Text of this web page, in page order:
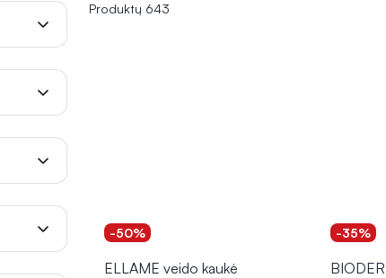
Produktų 643
-50%
ELLAME veido kaukė
-35%